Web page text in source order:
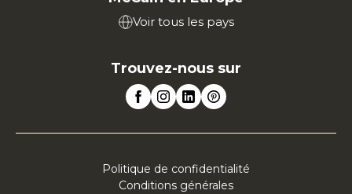
Voir tous les pays
Trouvez-nous sur
Politique de confidentialité
Conditions générales